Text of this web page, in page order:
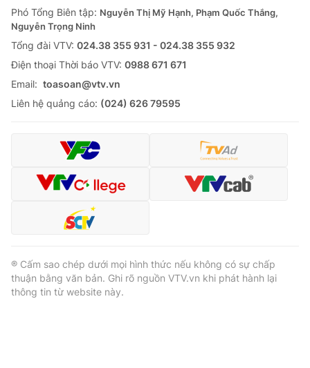
Phó Tổng Biên tập: Nguyễn Thị Mỹ Hạnh, Phạm Quốc Thắng,
Nguyễn Trọng Ninh
Tổng đài VTV: 024.38 355 931 - 024.38 355 932
Ðiện thoại Thời báo VTV: 0988 671 671
Email: toasoan@vtv.vn
Liên hệ quảng cáo: (024) 626 79595
® Cấm sao chép dưới mọi hình thức nếu không có sự chấp
thuận bằng văn bản. Ghi rõ nguồn VTV.vn khi phát hành lại
thông tin từ website này.